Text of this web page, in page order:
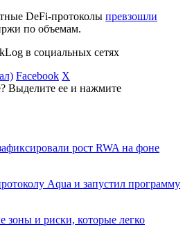
DeFi-протоколы превзошли
по объемам.
в социальных сетях
Facebook X
Выделите ее и нажмите
рост RWA на фоне
Aqua и запустил программу
зоны и риски, которые легко